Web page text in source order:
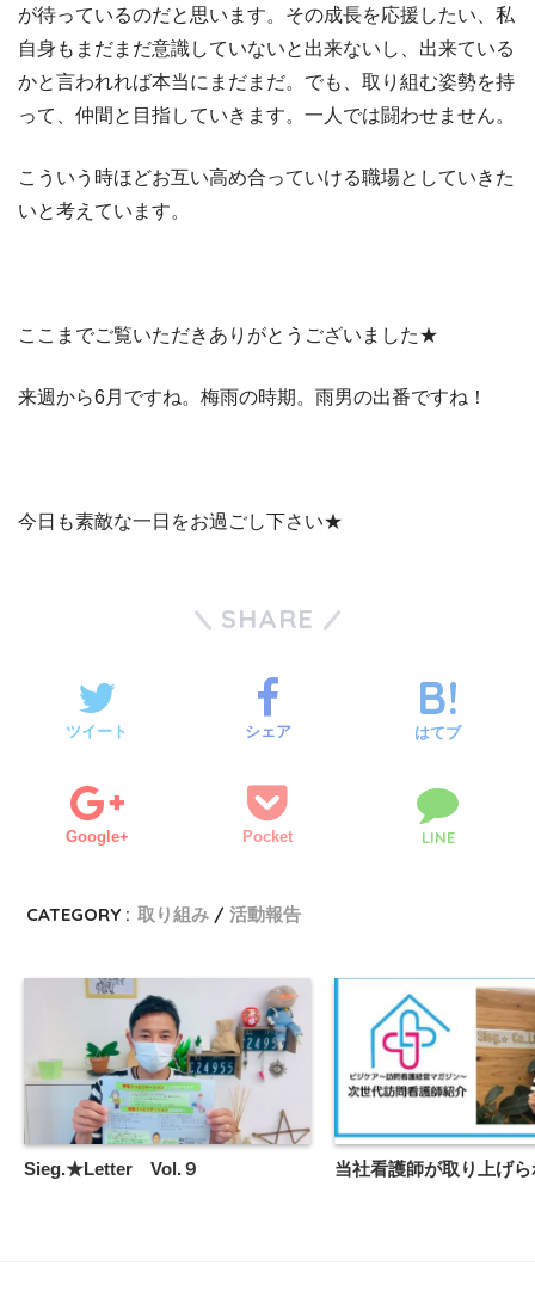
が待っているのだと思います。その成長を応援したい、私
自身もまだまだ意識していないと出来ないし、出来ている
かと言われれば本当にまだまだ。でも、取り組む姿勢を持
って、仲間と目指していきます。一人では闘わせません。
こういう時ほどお互い高め合っていける職場としていきた
いと考えています。
ここまでご覧いただきありがとうございました★
来週から6月ですね。梅雨の時期。雨男の出番ですね！
今日も素敵な一日をお過ごし下さい★
SHARE
ツイート シェア はてブ
Google+ Pocket LINE
CATEGORY : 取り組み 活動報告
Sieg.★Letter Vol.９ 当社看護師が取り上げ